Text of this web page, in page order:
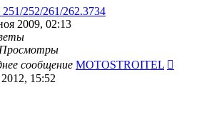
252/261/262.3734
2009, 02:13
Просмотры
сообщение MOTOSTROITEL
15:52